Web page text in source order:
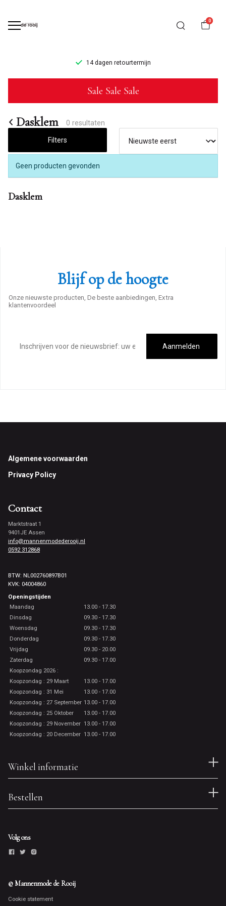
0
14 dagen retourtermijn
Dasklem
Mannenmode
de
Rooij
Sale Sale Sale
Dasklem 0 resultaten
Filters
Geen producten gevonden
Dasklem
Blijf op de hoogte
Onze nieuwste producten, De beste aanbiedingen, Extra
klantenvoordeel
mailadres
Aanmelden
Footer
Algemene voorwaarden
Privacy Policy
Contact
Marktstraat 1
9401JE Assen
info@mannenmodederooij.nl
0592 312868
BTW: NL002760897B01
KVK: 04004860
Openingstijden
Maandag
13.00 - 17.30
Dinsdag
09.30 - 17.30
Woensdag
09.30 - 17.30
Donderdag
09.30 - 17.30
Vrijdag
09.30 - 20.00
Zaterdag
09.30 - 17.00
Koopzondag 2026 :
Koopzondag : 29 Maart
13.00 - 17.00
Koopzondag : 31 Mei
13.00 - 17.00
Koopzondag : 27 September 13.00 - 17.00
Koopzondag : 25 Oktober
13.00 - 17.00
Koopzondag : 29 November 13.00 - 17.00
Koopzondag : 20 December 13.00 - 17.00
Winkel informatie
Bestellen
Volg ons
© Mannenmode de Rooij
Cookie statement